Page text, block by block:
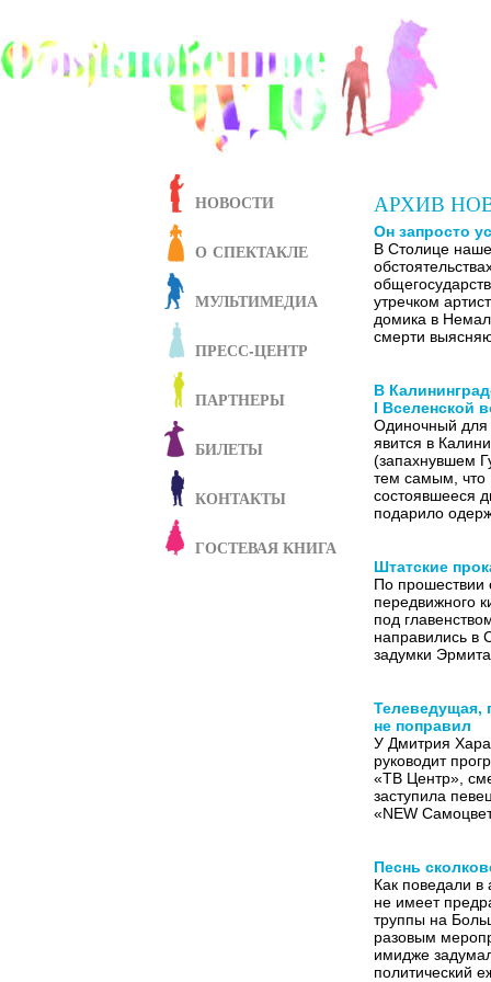
НОВОСТИ
О СПЕКТАКЛЕ
МУЛЬТИМЕДИА
ПРЕСС-ЦЕНТР
ПАРТНЕРЫ
БИЛЕТЫ
КОНТАКТЫ
ГОСТЕВАЯ КНИГА
АРХИВ
Он запросто
В Столице
утречком
домика в
смерти
В
I Вселенской
Одиночный для
явится в
(запахнувшем
тем самым, что
состоявшееся
подарило
Штатские
По прошествии
передвижного
под
направились в
задумки
Телеведущая,
не поправил
У Дмитрия
руководит
«ТВ Центр»,
заступила
«NEW
Песнь
Как поведали в
не имеет
труппы на
разовым
имидже
политический